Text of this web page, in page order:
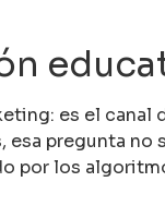
es el canal
esa pregunta no
por los